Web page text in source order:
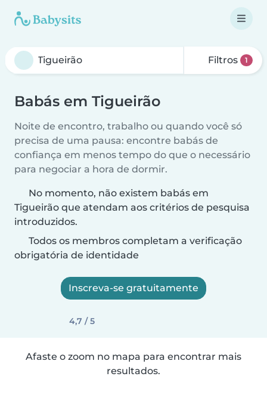
Filtros 1
Babás em Tigueirão
Noite de encontro, trabalho ou quando você só
precisa de uma pausa: encontre babás de
confiança em menos tempo do que o necessário
para negociar a hora de dormir.
No momento, não existem babás em
Tigueirão que atendam aos critérios de pesquisa
introduzidos.
Todos os membros completam a verificação
obrigatória de identidade
Inscreva-se gratuitamente
4,7 / 5
Afaste o zoom no mapa para encontrar mais
resultados.